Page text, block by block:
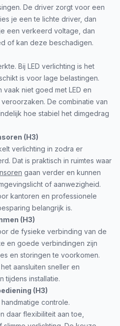
De driver zorgt voor een
je een te lichte driver, dan
een verkeerd voltage, dan
of kan deze beschadigen.
Bij LED verlichting is het
is voor lage belastingen.
niet goed met LED en
De combinatie van
hoe stabiel het dimgedrag
(H3)
verlichting in zodra er
Dat is praktisch in ruimtes waar
gaan verder en kunnen
of aanwezigheid.
kantoren en professionele
belangrijk is.
(H3)
de fysieke verbinding van de
en goede verbindingen zijn
en storingen te voorkomen.
aansluiten sneller en
tijdens installatie.
(H3)
controle.
daar flexibiliteit aan toe,